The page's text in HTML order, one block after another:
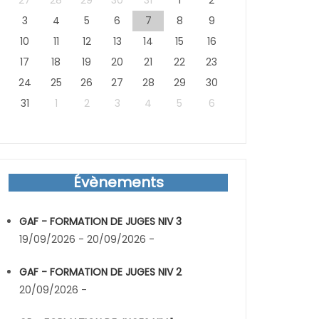
3
4 5 6 7 8
9
10
11 12 13 14 15
16
17
18 19 20 21 22
23
24
25 26 27 28 29
30
31
1 2 3 4 5 6
Évènements
GAF - FORMATION DE JUGES NIV 3
19/09/2026 - 20/09/2026 -
GAF - FORMATION DE JUGES NIV 2
20/09/2026 -